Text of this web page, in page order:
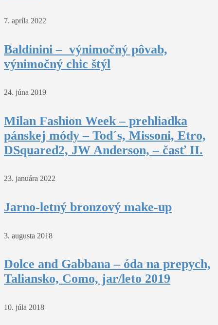
7. apríla 2022
Baldinini – výnimočný pôvab,
výnimočný chic štýl
24. júna 2019
Milan Fashion Week – prehliadka
pánskej módy – Tod´s, Missoni, Etro,
DSquared2, JW Anderson, – časť II.
23. januára 2022
Jarno-letný bronzový make-up
3. augusta 2018
Dolce and Gabbana – óda na prepych,
Taliansko, Como, jar/leto 2019
10. júla 2018